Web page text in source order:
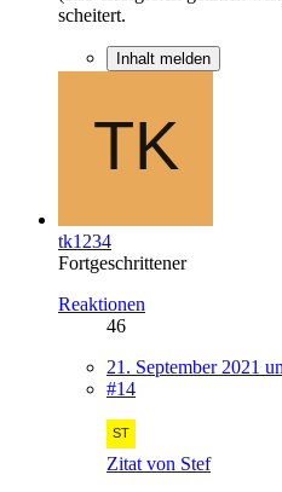
scheitert.
Inhalt melden
tk1234
Fortgeschrittener
Reaktionen
46
21. September 2021
#14
Zitat von Stef